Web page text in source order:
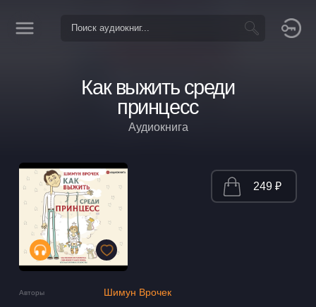
Как выжить среди
принцесс
Аудиокнига
Авторы Шимун Врочек
249 ₽